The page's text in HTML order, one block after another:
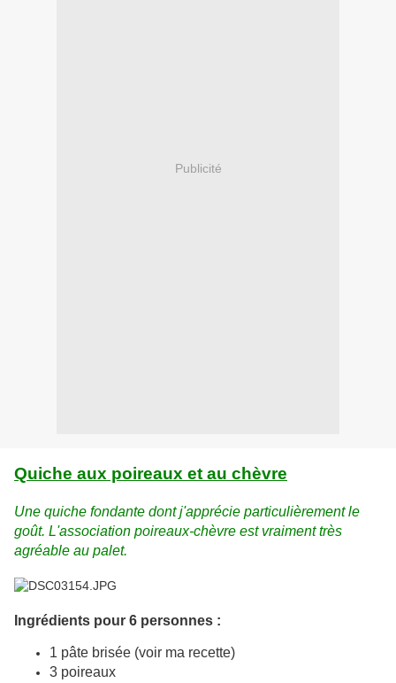
Publicité
Quiche aux poireaux et au chèvre
Une quiche fondante dont j'apprécie particulièrement le
goût. L'association poireaux-chèvre est vraiment très
agréable au palet.
Ingrédients pour 6 personnes :
1 pâte brisée (voir ma recette)
3 poireaux